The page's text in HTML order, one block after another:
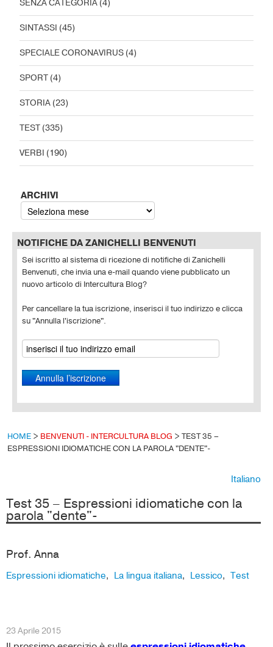
SENZA CATEGORIA (4)
SINTASSI (45)
SPECIALE CORONAVIRUS (4)
SPORT (4)
STORIA (23)
TEST (335)
VERBI (190)
ARCHIVI
NOTIFICHE DA ZANICHELLI BENVENUTI
Sei iscritto al sistema di ricezione di notifiche di Zanichelli
Benvenuti, che invia una e-mail quando viene pubblicato un
nuovo articolo di Intercultura Blog?
Per cancellare la tua iscrizione, inserisci il tuo indirizzo e clicca
su "Annulla l'iscrizione".
HOME > BENVENUTI - INTERCULTURA BLOG > TEST 35 –
ESPRESSIONI IDIOMATICHE CON LA PAROLA "DENTE"-
Italiano
Test 35 – Espressioni idiomatiche con la
parola "dente"-
Prof. Anna
Espressioni idiomatiche, La lingua italiana, Lessico, Test
23 Aprile 2015